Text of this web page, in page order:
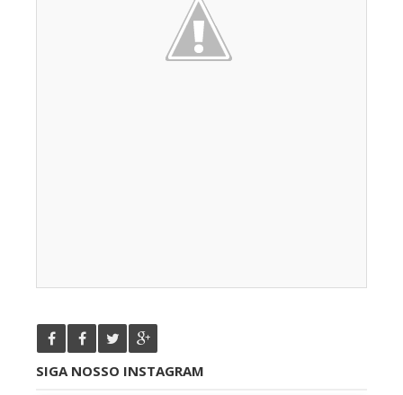
SIGA NOSSO INSTAGRAM